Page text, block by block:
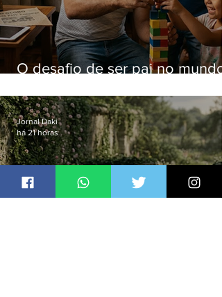
O desafio de ser pai no mundo
Jornal Daki
há 21 horas